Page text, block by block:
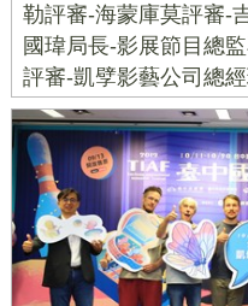
勒評審-海蒙庫莫評審-
國瑋局長-影展節目總
評審-凱孹影藝公司總